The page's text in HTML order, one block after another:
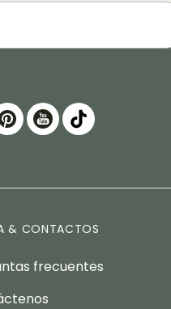
& CONTACTOS
frecuentes